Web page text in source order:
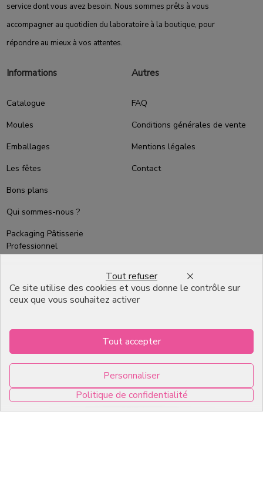
service dont vous avez besoin. Nous sommes prêts à vous
accompagner au quotidien du laboratoire à la boutique, pour
répondre au mieux à vos attentes.
Informations
Catalogue
Moules
Emballages
Les fêtes
Bons plans
Qui sommes-nous ?
Packaging Pâtisserie
Professionnel
English
Autres
FAQ
Conditions générales de vente
Mentions légales
Contact
Infos pratiques
7, RUE DU 19 MARS 1962
ZI DE DIJON
21600 Longvic
Ce site utilise des cookies et vous donne le contrôle sur
ceux que vous souhaitez activer
Tout accepter
Tout refuser
Personnaliser
Politique de confidentialité